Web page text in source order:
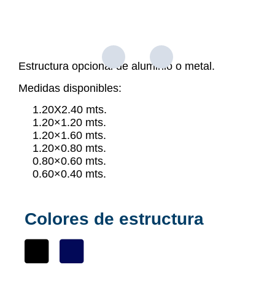
Estructura opcional de aluminio o metal.
Medidas disponibles:
1.20X2.40 mts.
1.20×1.20 mts.
1.20×1.60 mts.
1.20×0.80 mts.
0.80×0.60 mts.
0.60×0.40 mts.
Colores de estructura